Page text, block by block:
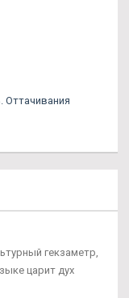
Оттачивания
гекзаметр,
царит дух